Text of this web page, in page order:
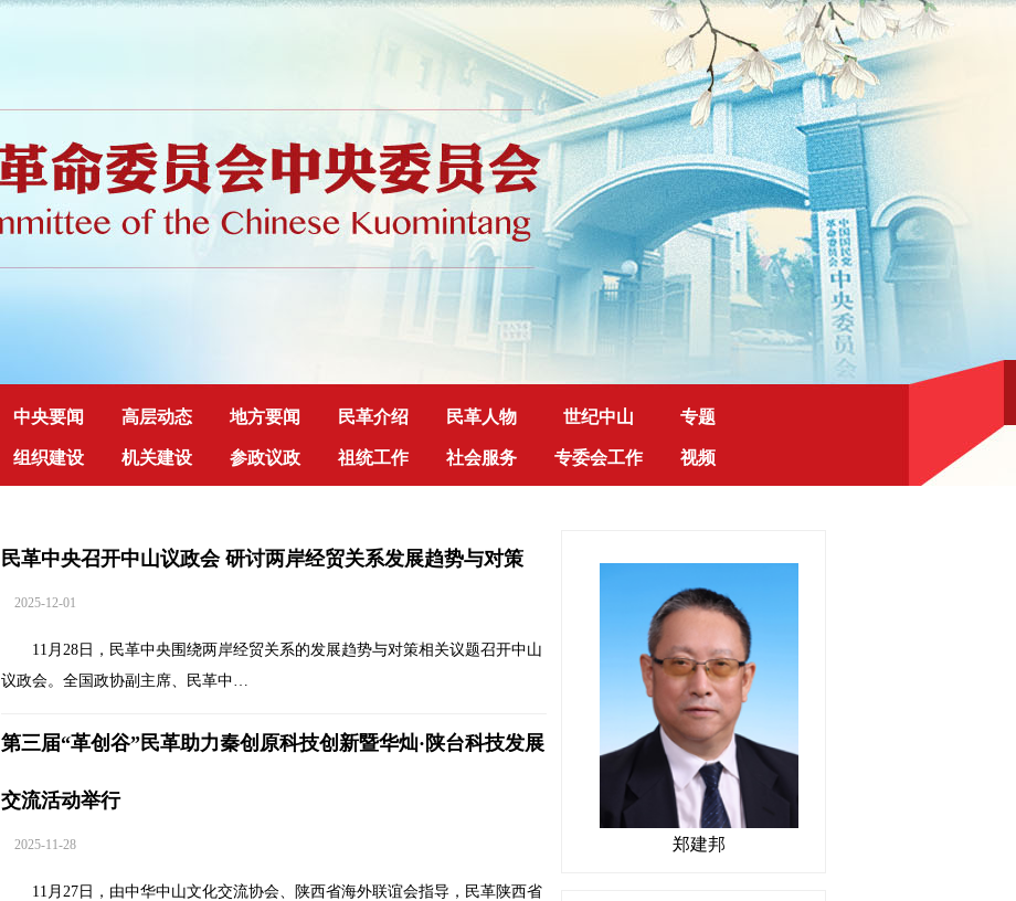
中央要闻 高层动态 地方要闻 民革介绍 民革人物 世纪中山 专题
组织建设 机关建设 参政议政 祖统工作 社会服务 专委会工作 视频
民革中央召开中山议政会 研讨两岸经贸关系发展趋势与对策
2025-12-01
11月28日，民革中央围绕两岸经贸关系的发展趋势与对策相关议题召开中山
议政会。全国政协副主席、民革中…
第三届“革创谷”民革助力秦创原科技创新暨华灿·陕台科技发展
交流活动举行
2025-11-28
11月27日，由中华中山文化交流协会、陕西省海外联谊会指导，民革陕西省
郑建邦